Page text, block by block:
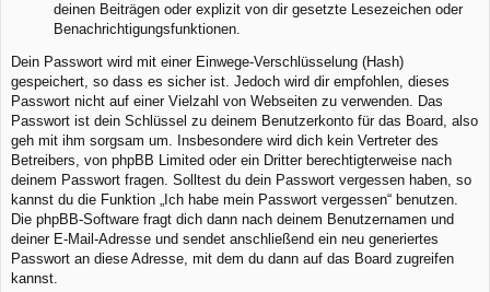
deinen Beiträgen oder explizit von dir gesetzte Lesezeichen oder
Benachrichtigungsfunktionen.
Dein Passwort wird mit einer Einwege-Verschlüsselung (Hash)
gespeichert, so dass es sicher ist. Jedoch wird dir empfohlen, dieses
Passwort nicht auf einer Vielzahl von Webseiten zu verwenden. Das
Passwort ist dein Schlüssel zu deinem Benutzerkonto für das Board, also
geh mit ihm sorgsam um. Insbesondere wird dich kein Vertreter des
Betreibers, von phpBB Limited oder ein Dritter berechtigterweise nach
deinem Passwort fragen. Solltest du dein Passwort vergessen haben, so
kannst du die Funktion „Ich habe mein Passwort vergessen“ benutzen.
Die phpBB-Software fragt dich dann nach deinem Benutzernamen und
deiner E-Mail-Adresse und sendet anschließend ein neu generiertes
Passwort an diese Adresse, mit dem du dann auf das Board zugreifen
kannst.